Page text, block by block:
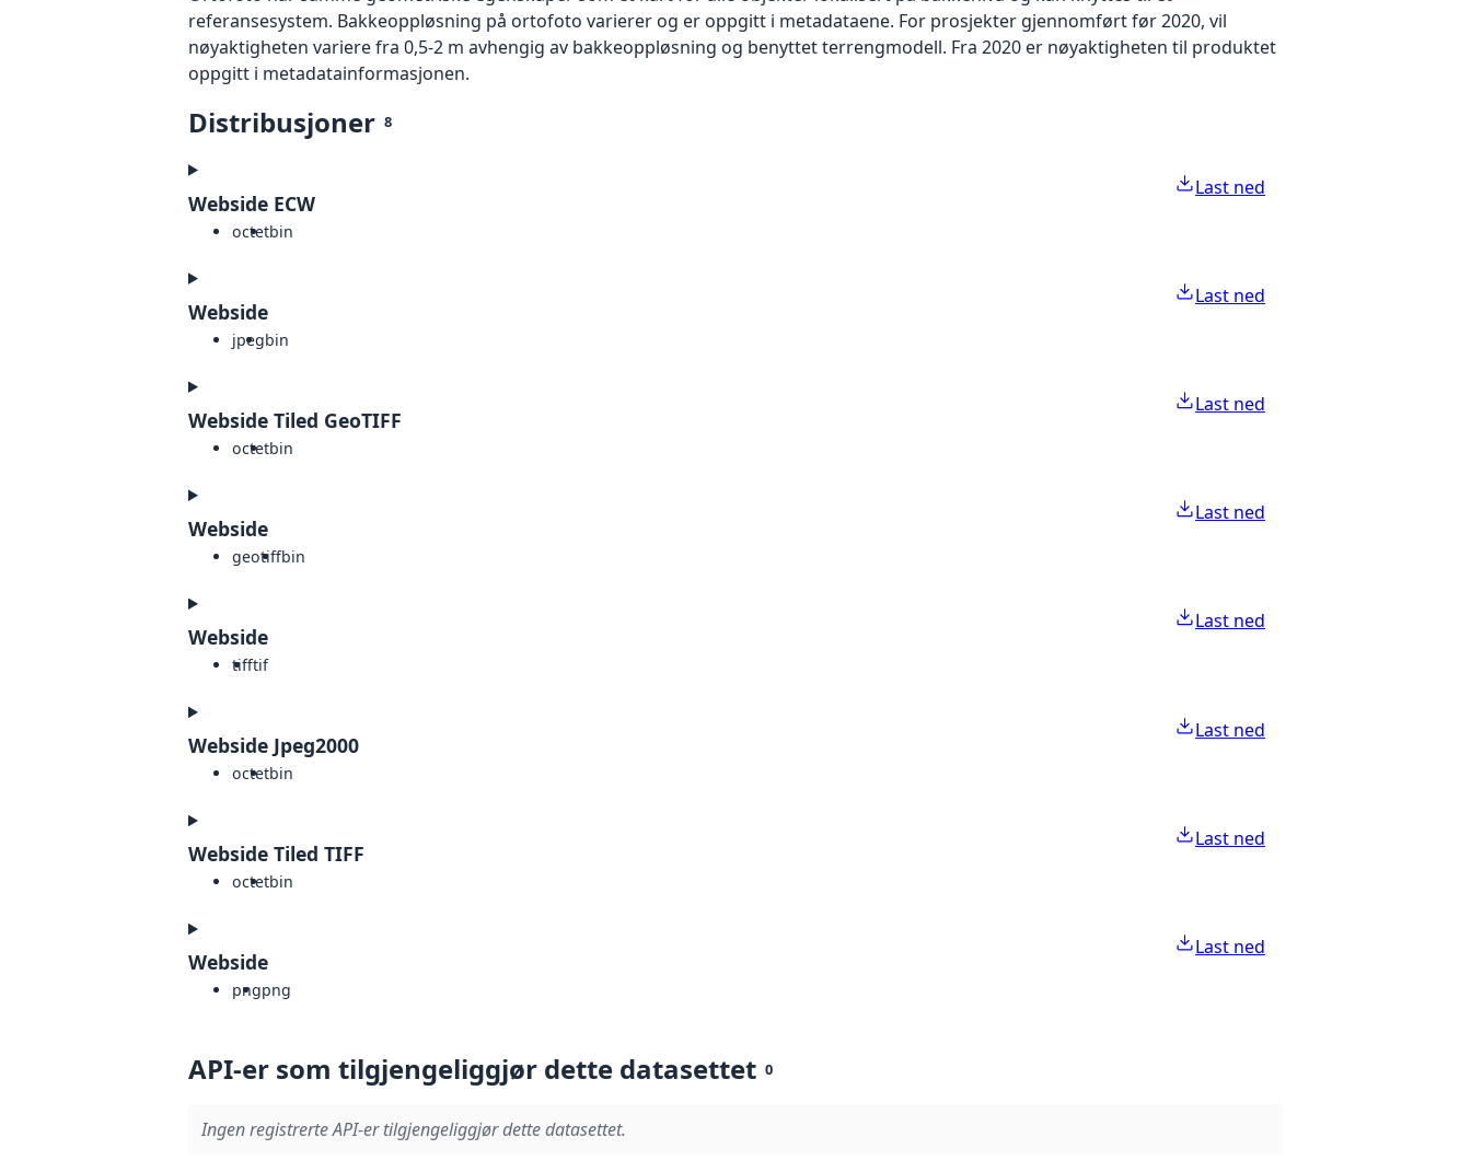
referansesystem. Bakkeoppløsning på ortofoto varierer og er oppgitt i metadataene. For prosjekter gjennomført før 2020, vil
nøyaktigheten variere fra 0,5-2 m avhengig av bakkeoppløsning og benyttet terrengmodell. Fra 2020 er nøyaktigheten til produktet
oppgitt i metadatainformasjonen.
Distribusjoner 8
Webside ECW
octetbin
Last ned
Webside
jpegbin
Last ned
Webside Tiled GeoTIFF
octetbin
Last ned
Webside
geotiffbin
Last ned
Webside
tifftif
Last ned
Webside Jpeg2000
octetbin
Last ned
Webside Tiled TIFF
octetbin
Last ned
Webside
pngpng
Last ned
API-er som tilgjengeliggjør dette datasettet 0
Ingen registrerte API-er tilgjengeliggjør dette datasettet.